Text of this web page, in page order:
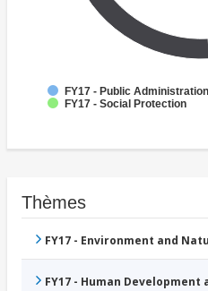
FY17 - Public
FY17 - Social Protection
Thèmes
FY17 - Environment and
FY17 - Human Development